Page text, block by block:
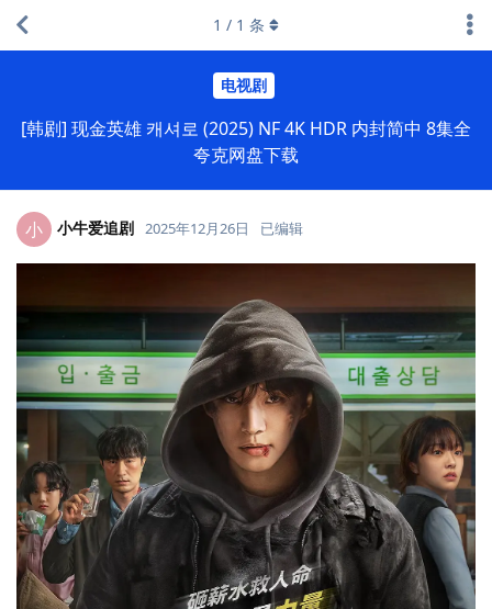
电视剧
[韩剧] 现金英雄 캐셔로 (2025) NF 4K HDR 内封简中 8集全
夸克网盘下载
1 / 1 条
小 小牛爱追剧 2025年12月26日 已编辑